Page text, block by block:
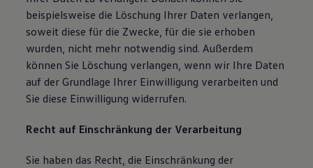
beispielsweise die Löschung Ihrer Daten verlangen,
soweit diese für die Zwecke, für die sie erhoben
wurden, nicht mehr notwendig sind. Außerdem
können Sie Löschung verlangen, wenn wir Ihre Daten
auf der Grundlage Ihrer Einwilligung verarbeiten und
Sie diese Einwilligung widerrufen.
Recht auf Einschränkung der Verarbeitung
Sie haben das Recht, die Einschränkung der